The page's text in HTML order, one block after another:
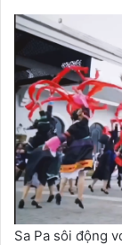
Sa Pa sôi động